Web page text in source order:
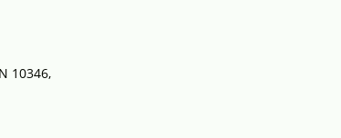
10346,